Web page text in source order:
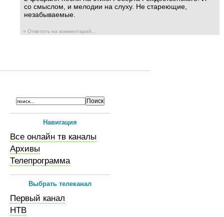
со смыслом, и мелодии на слуху. Не стареющие,
незабываемые.
» Ответить на комментарий...
Навигация
Все онлайн тв каналы
Архивы
Телепрограмма
Выбрать телеканал
Первый канал
НТВ